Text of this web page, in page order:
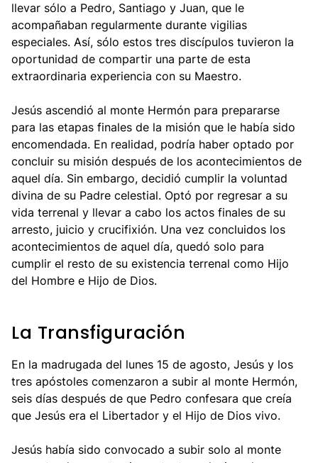
llevar sólo a Pedro, Santiago y Juan, que le
acompañaban regularmente durante vigilias
especiales. Así, sólo estos tres discípulos tuvieron la
oportunidad de compartir una parte de esta
extraordinaria experiencia con su Maestro.
Jesús ascendió al monte Hermón para prepararse
para las etapas finales de la misión que le había sido
encomendada. En realidad, podría haber optado por
concluir su misión después de los acontecimientos de
aquel día. Sin embargo, decidió cumplir la voluntad
divina de su Padre celestial. Optó por regresar a su
vida terrenal y llevar a cabo los actos finales de su
arresto, juicio y crucifixión. Una vez concluidos los
acontecimientos de aquel día, quedó solo para
cumplir el resto de su existencia terrenal como Hijo
del Hombre e Hijo de Dios.
La Transfiguración
En la madrugada del lunes 15 de agosto, Jesús y los
tres apóstoles comenzaron a subir al monte Hermón,
seis días después de que Pedro confesara que creía
que Jesús era el Libertador y el Hijo de Dios vivo.
Jesús había sido convocado a subir solo al monte